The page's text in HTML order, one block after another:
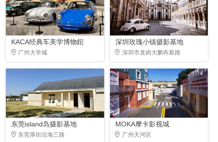
KACA经典车美学博物錧
广州大学城
深圳玫瑰小镇摄影基地
深圳市龙岗大鹏布新路
东莞island岛摄影基地
东莞厚街沿海三路
MOKA摩卡影视城
广州天河区